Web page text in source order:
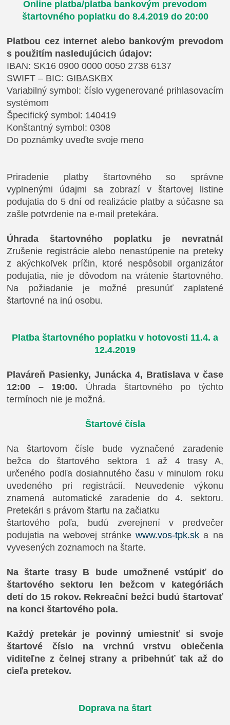
Online platba/platba bankovým prevodom
štartovného poplatku do 8.4.2019 do 20:00
Platbou cez internet alebo bankovým prevodom
s použitím nasledujúcich údajov:
IBAN: SK16 0900 0000 0050 2738 6137
SWIFT – BIC: GIBASKBX
Variabilný symbol: číslo vygenerované prihlasovacím
systémom
Špecifický symbol: 140419
Konštantný symbol: 0308
Do poznámky uveďte svoje meno
Priradenie platby štartovného so správne
vyplnenými údajmi sa zobrazí v štartovej listine
podujatia do 5 dní od realizácie platby a súčasne sa
zašle potvrdenie na e-mail pretekára.
Úhrada štartovného poplatku je nevratná!
Zrušenie registrácie alebo nenastúpenie na preteky
z akýchkoľvek príčin, ktoré nespôsobil organizátor
podujatia, nie je dôvodom na vrátenie štartovného.
Na požiadanie je možné presunúť zaplatené
štartovné na inú osobu.
Platba štartovného poplatku v hotovosti 11.4. a
12.4.2019
Plaváreň Pasienky, Junácka 4, Bratislava v čase
12:00 – 19:00. Úhrada štartovného po týchto
termínoch nie je možná.
Štartové čísla
Na štartovom čísle bude vyznačené zaradenie
bežca do štartového sektora 1 až 4 trasy A,
určeného podľa dosiahnutého času v minulom roku
uvedeného pri registrácií. Neuvedenie výkonu
znamená automatické zaradenie do 4. sektoru.
Pretekári s právom štartu na začiatku
štartového poľa, budú zverejnení v predvečer
podujatia na webovej stránkewww.vos-tpk.sk a na
vyvesených zoznamoch na štarte.
Na štarte trasy B bude umožnené vstúpiť do
štartového sektoru len bežcom v kategóriách
detí do 15 rokov. Rekreační bežci budú štartovať
na konci štartového pola.
Každý pretekár je povinný umiestniť si svoje
štartové číslo na vrchnú vrstvu oblečenia
viditeľne z čelnej strany a pribehnúť tak až do
cieľa pretekov.
Doprava na štart